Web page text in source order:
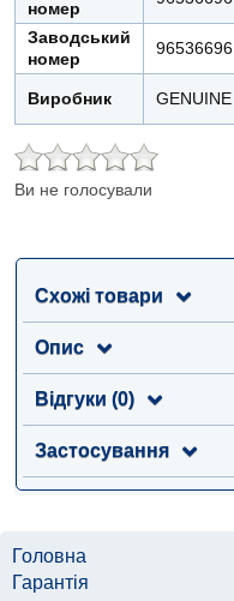
номер
Заводський
номер
96536696
Виробник GENUINE
Ви не голосували
Схожі товари
Опис
Відгуки (0)
Застосування
Головна
Гарантія